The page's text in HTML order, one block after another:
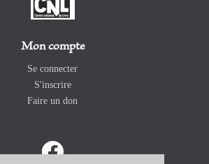
Mon compte
Se connecter
S'inscrire
Faire un don